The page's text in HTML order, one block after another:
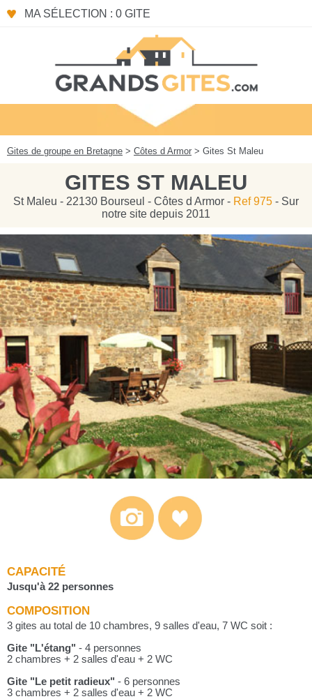
MA SÉLECTION : 0 GITE
Gites de groupe en Bretagne > Côtes d Armor > Gites St Maleu
GITES ST MALEU
St Maleu - 22130 Bourseul - Côtes d Armor - Ref 975 - Sur
notre site depuis 2011
CAPACITÉ
Jusqu'à 22 personnes
COMPOSITION
3 gites au total de 10 chambres, 9 salles d'eau, 7 WC soit :
Gite "L'étang" - 4 personnes
2 chambres + 2 salles d'eau + 2 WC
Gite "Le petit radieux" - 6 personnes
3 chambres + 2 salles d'eau + 2 WC
Panneau de gestion des cookies